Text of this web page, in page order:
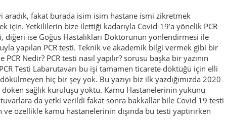
fakat burada isim isim hastane ismi zikretmek
için. Yetkililerin bize ilettiği kadarıyla Covid-19’a yönelik PCR
ise Göğüs Hastalıkları Doktorunun yönlendirmesi ile
yapılan PCR testi. Teknik ve akademik bilgi vermek gibi bir
Nedir? PCR testi nasıl yapılır? sorusu başka bir yazının
Testi Labarutavarı bu işi tamamen ticarete döktüğü için elli
hiç bir şey yok. Bu yazıyı biz ilk yazdığımızda 2020
sağlık kuruluşu yoktu. Kamu Hastanelerinin yükünü
da yetki verildi fakat sonra bakkallar bile Covid 19 testi
özellikle kamu hastanelerinin dışında bu testi yaptırırken